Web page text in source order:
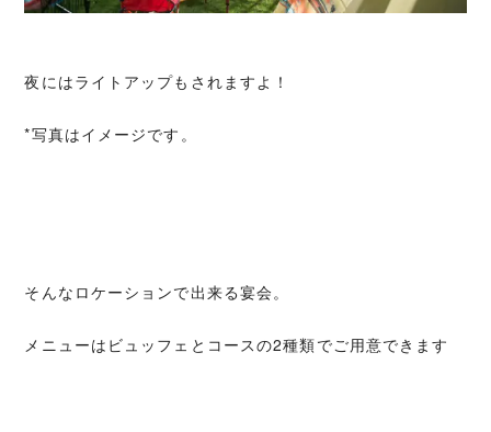
夜にはライトアップもされますよ！
*写真はイメージです。
そんなロケーションで出来る宴会。
メニューはビュッフェとコースの2種類でご用意できます